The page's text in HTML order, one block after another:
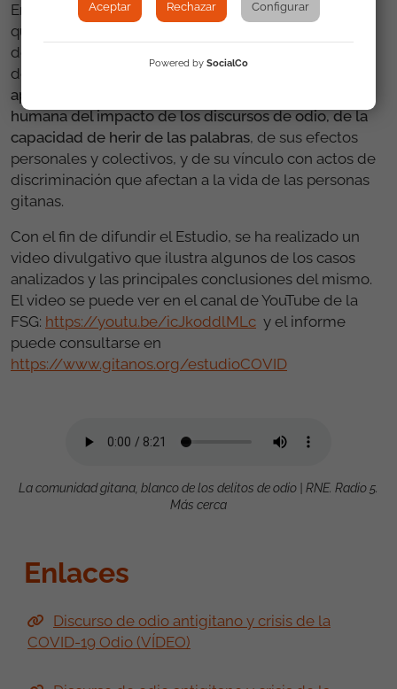
En ocasiones las políticas sobre discurso de odio se
quedan en el nivel teórico, legal o penal (cómo
definirlo, si es delito o no, el conflicto con la libertad
de expresión, sanciones, etc.).
aportan, en definitiva, una visión más profunda y
humana del impacto de los discursos de odio, de la
capacidad de herir de las palabras, de sus efectos
personales y colectivos, y de su vínculo con actos de
discriminación que afectan a la vida de las personas
gitanas.
Con el fin de difundir el Estudio, se ha realizado un
video divulgativo que ilustra algunos de los casos
analizados y las principales conclusiones del mismo.
El video se puede ver en el canal de YouTube de la
FSG: https://youtu.be/icJkoddlMLc y el informe
puede consultarse en
https://www.gitanos.org/estudioCOVID
La comunidad gitana, blanco de los delitos de odio | RNE. Radio 5.
Más cerca
Enlaces
Discurso de odio antigitano y crisis de la
COVID-19 Odio (VÍDEO)
Aceptar Rechazar Configurar
Powered by SocialCo